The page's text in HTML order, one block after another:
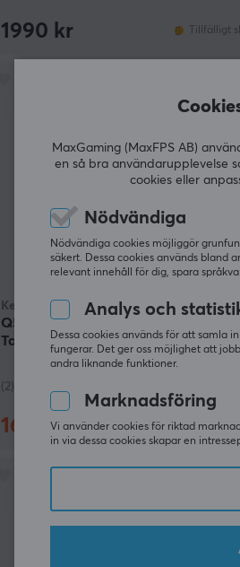
1990 kr Tillfälligt
Keychron
Q5 Max QMK Trådlöst Mekaniskt
Tangentbord [Gateron Jupiter
Banana] - ISO
(2)
1690 kr (3490 kr) I
MaxGaming (MaxFPS AB)
en så bra användarupplevelse
cookies eller
Nödvändiga
Nödvändiga cookies möjliggör
säkert. Dessa cookies används bland
relevant innehåll för dig, spara
Analys och
Dessa cookies används för att samla
fungerar. Det ger oss möjlighet att
andra liknande funktioner.
Marknadsföring
Vi använder cookies för riktad
in via dessa cookies skapar en